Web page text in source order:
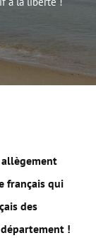
français qui
des
!